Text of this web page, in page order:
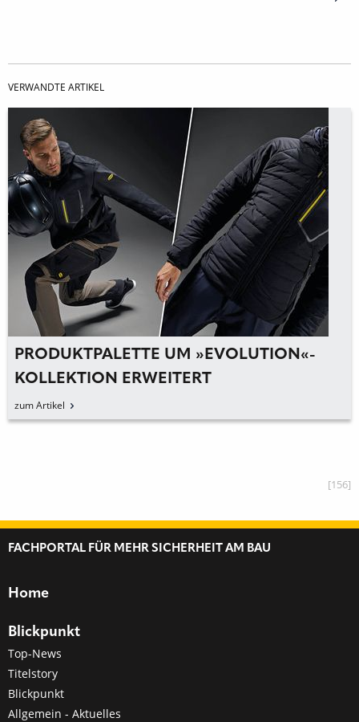
VERWANDTE ARTIKEL
PRODUKTPALETTE UM »EVOLUTION«-
KOLLEKTION ERWEITERT
zum Artikel
[156]
FACHPORTAL FÜR MEHR SICHERHEIT AM BAU
Home
Blickpunkt
Top-News
Titelstory
Blickpunkt
Allgemein - Aktuelles